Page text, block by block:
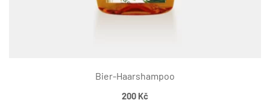
Bier-Haarshampoo
200 Kč